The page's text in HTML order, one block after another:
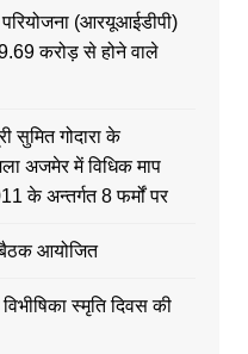
(आरयूआईडीपी)
करोड़ से होने वाले
सुमित गोदारा के
अजमेर में विधिक माप
के अन्तर्गत 8 फर्मों पर
बैठक आयोजित
स्मृति दिवस की